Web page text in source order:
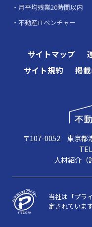
月平均残業20時間以内
不動産ITベンチャー
サイトマップ
サイト規約
掲
〒107-0052 東京都
人材紹介
当社は「プラ
定されていま